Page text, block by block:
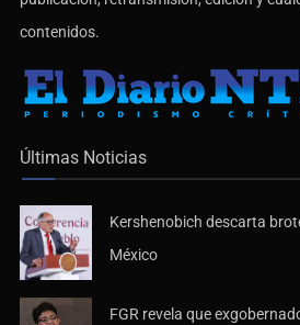
contenidos.
Últimas Noticias
Kershenobich descarta
México
FGR revela que